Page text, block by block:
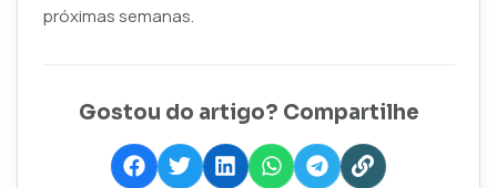
próximas semanas.
Gostou do artigo? Compartilhe